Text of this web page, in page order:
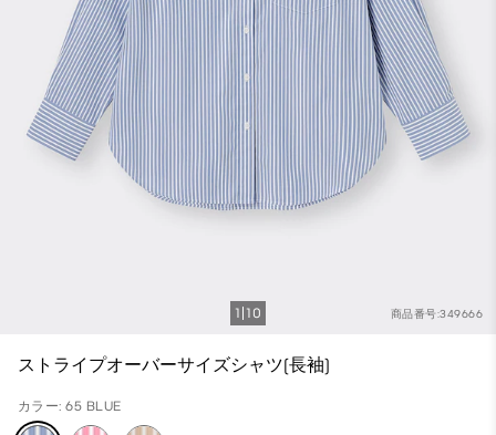
商品番号:349666
1 10
ストライプオーバーサイズシャツ(長袖)
カラー: 65 BLUE